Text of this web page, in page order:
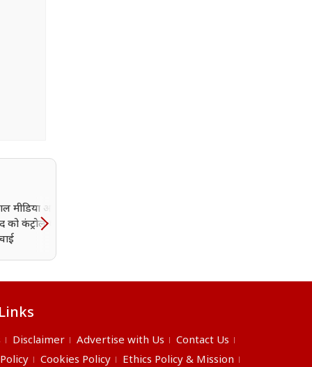
मीडिया आपकी सोच
कंट्रोल कर रहा है?
Disclaimer Advertise with Us
Contact Us
Cookies Policy Ethics Policy & Mission